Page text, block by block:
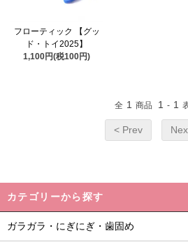
フローティック 【グッ
ド・トイ2025】
1,100円(税100円)
全 1 商品 1 - 1
< Prev
カテゴリーから探す
ガラガラ・にぎにぎ・歯固め